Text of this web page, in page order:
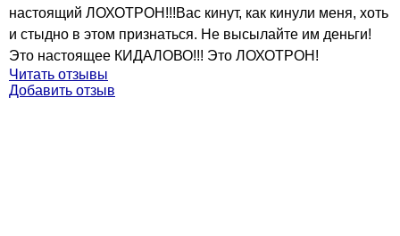
настоящий ЛОХОТРОН!!!Вас кинут, как кинули меня, хоть
и стыдно в этом признаться. Не высылайте им деньги!
Это настоящее КИДАЛОВО!!! Это ЛОХОТРОН!
Читать отзывы
Добавить отзыв